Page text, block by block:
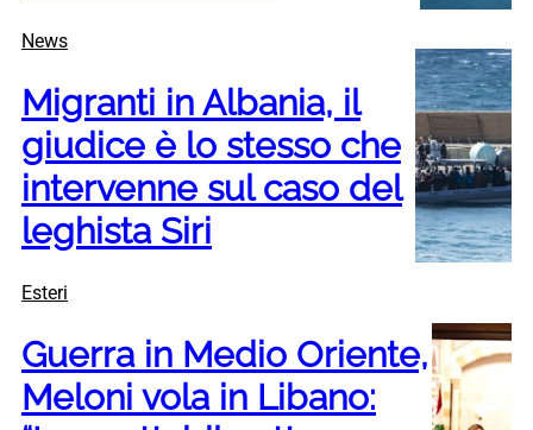
News
Migranti in Albania, il
giudice è lo stesso che
intervenne sul caso del
leghista Siri
Esteri
Guerra in Medio Oriente,
Meloni vola in Libano: